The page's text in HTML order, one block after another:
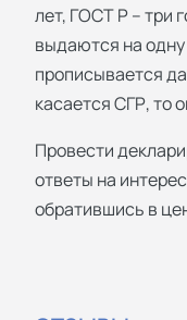
лет, ГОСТ Р – три
выдаются на
прописывается
касается СГР, то
Провести
ответы на
обратившись в